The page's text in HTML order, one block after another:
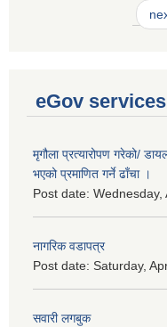
eGov services
मृगौला प्रत्यारोपण गरेको/
भएको प्रमाणित गर्ने ढाँचा ।
Post date: Wednesday,
नागरिक वडापत्र
Post date: Saturday,
सवारी लगबुक